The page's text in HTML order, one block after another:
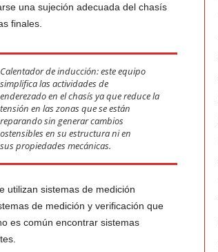
una sujeción adecuada del chasís
finales.
Calentador de inducción: este equipo
simplifica las actividades de
enderezado en el chasís ya que reduce la
tensión en las zonas que se están
reparando sin generar cambios
ostensibles en su estructura ni en
sus propiedades mecánicas.
utilizan sistemas de medición
de medición y verificación que
es común encontrar sistemas